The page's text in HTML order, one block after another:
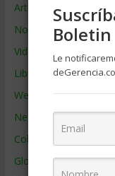
Artículos de Gerencia
Noticias de Gerencia
Videos de Gerencia
Libros de Gerencia
Webs de Gerencia
Negocios por País
Colaboradores de
Glosario
Boletin
Le